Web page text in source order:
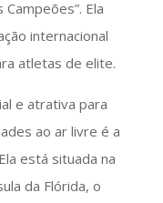
Ela
internacional
atletas de elite.
e atrativa para
ao ar livre é a
está situada na
da Flórida, o